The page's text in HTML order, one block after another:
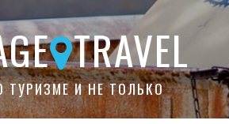
TRAVEL
ТУРИЗМЕ И НЕ ТОЛЬКО